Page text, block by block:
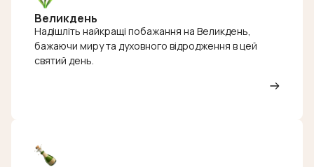
Великдень
Надішліть найкращі побажання на Великдень,
бажаючи миру та духовного відродження в цей
святий день.